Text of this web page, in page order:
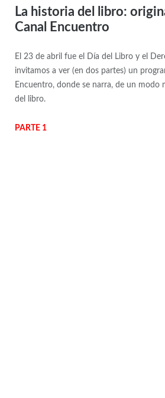
La historia del libro:
Canal Encuentro
El 23 de abril fue el Día del Libro y el
invitamos a ver (en dos partes) un
Encuentro, donde se narra, de un modo
del libro.
PARTE 1